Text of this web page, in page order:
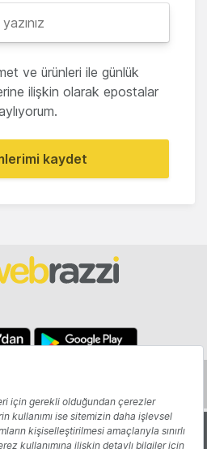
ve ürünleri ile günlük
ilişkin olarak epostalar
kaydet
Yazarlar